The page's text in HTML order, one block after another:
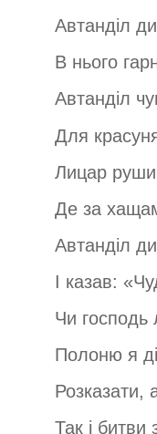
Автанділ
В нього
Автанділ
Для
Лицар
Де за
Автанділ
І казав:
Чи господь
Полоню я
Розказати,
Так і